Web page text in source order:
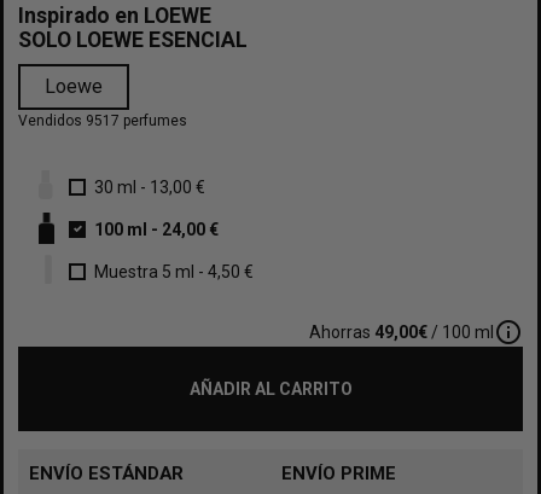
Inspirado en LOEWE
SOLO LOEWE ESENCIAL
Loewe
Vendidos 9517 perfumes
30 ml - 13,00 €
100 ml - 24,00 €
Muestra 5 ml - 4,50 €
Ahorras 49,00€ / 100 mlinfo_outline
AÑADIR AL CARRITO
ENVÍO ESTÁNDAR ENVÍO PRIME